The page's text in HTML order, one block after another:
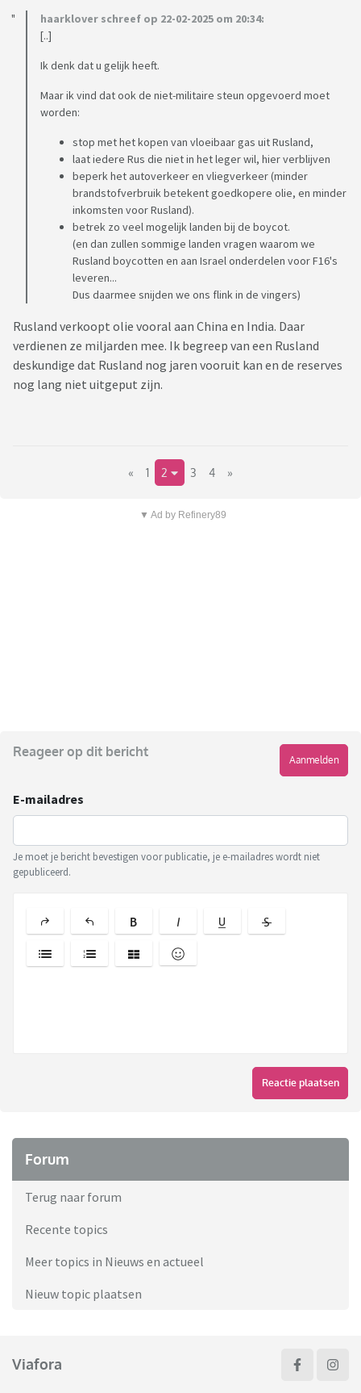
haarklover schreef op 22-02-2025 om 20:34:
[..]
Ik denk dat u gelijk heeft.
Maar ik vind dat ook de niet-militaire steun opgevoerd moet
worden:
stop met het kopen van vloeibaar gas uit Rusland,
laat iedere Rus die niet in het leger wil, hier verblijven
beperk het autoverkeer en vliegverkeer (minder
brandstofverbruik betekent goedkopere olie, en minder
inkomsten voor Rusland).
betrek zo veel mogelijk landen bij de boycot.
(en dan zullen sommige landen vragen waarom we
Rusland boycotten en aan Israel onderdelen voor F16's
leveren...
Dus daarmee snijden we ons flink in de vingers)
Rusland verkoopt olie vooral aan China en India. Daar
verdienen ze miljarden mee. Ik begreep van een Rusland
deskundige dat Rusland nog jaren vooruit kan en de reserves
nog lang niet uitgeput zijn.
« 1 2 3 4 »
▼ Ad by Refinery89
Reageer op dit bericht
Aanmelden
E-mailadres
Je moet je bericht bevestigen voor publicatie, je e-mailadres wordt niet
gepubliceerd.
Reactie plaatsen
Forum
Terug naar forum
Recente topics
Meer topics in Nieuws en actueel
Nieuw topic plaatsen
Viafora